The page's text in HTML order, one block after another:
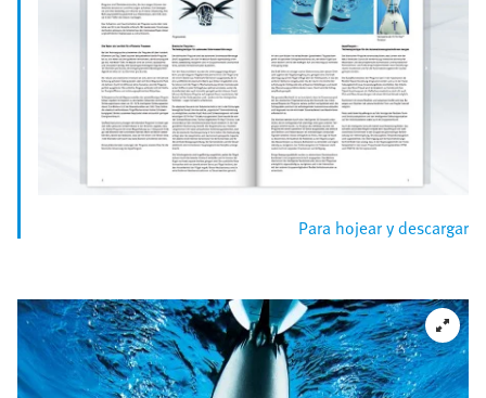
Para hojear y descargar